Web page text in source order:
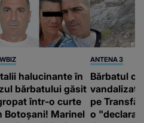
halucinante în
bărbatului găsit
într-o curte
Botoșani! Marinel
ANTENA 3
Bărbatul
vandalizat
pe
o